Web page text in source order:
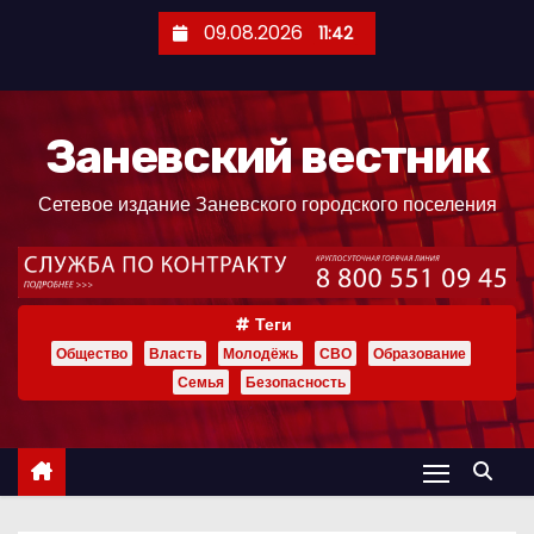
ж
09.08.2026 11:42
Заневский вестник
Сетевое издание Заневского городского поселения
Теги
Общество Власть Молодёжь СВО
Образование
Семья
Безопасность